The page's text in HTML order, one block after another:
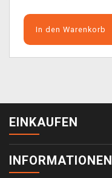
In den Warenkorb
EINKAUFEN
INFORMATIONEN